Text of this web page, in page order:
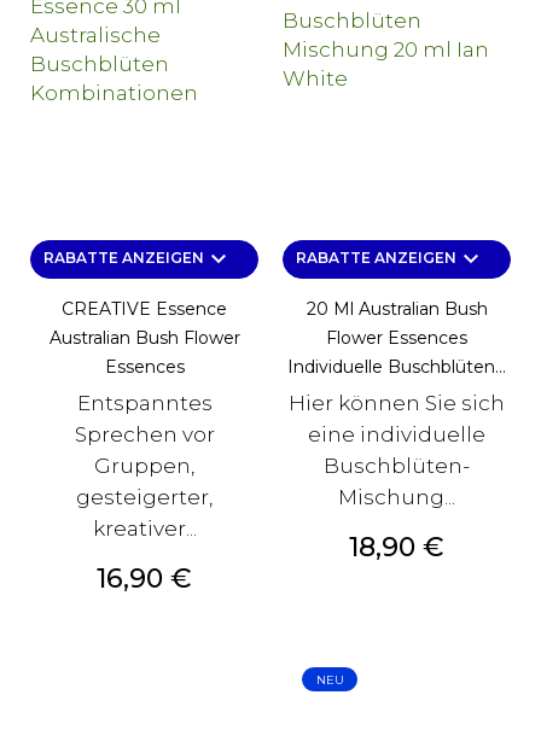
RABATTE ANZEIGEN keyboard_arrow_down
CREATIVE Essence
Australian Bush Flower
Essences
Entspanntes
Sprechen vor
Gruppen,
gesteigerter,
kreativer...
Preis
16,90 €
RABATTE ANZEIGEN keyboard_arrow_down
20 Ml Australian Bush
Flower Essences
Individuelle Buschblüten...
Hier können Sie sich
eine individuelle
Buschblüten-
Mischung...
Preis
18,90 €
NEU